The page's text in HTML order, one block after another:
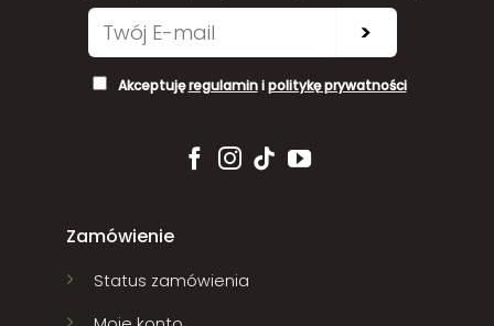
>
Akceptujęregulaminipolitykę prywatności
Zamówienie
Status zamówienia